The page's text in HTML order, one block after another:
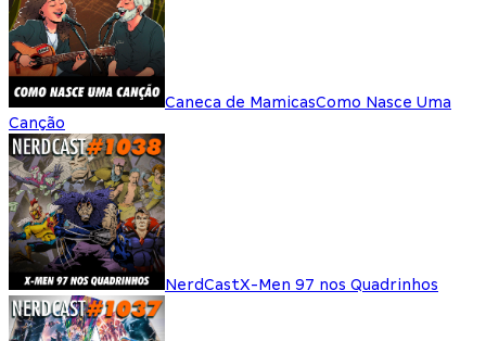
Caneca de MamicasComo Nasce Uma
Canção
NerdCastX-Men 97 nos Quadrinhos